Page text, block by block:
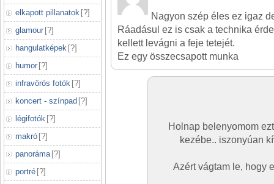
elkapott pillanatok [?]
glamour [?]
hangulatképek [?]
humor [?]
infravörös fotók [?]
koncert - színpad [?]
légifotók [?]
makró [?]
panoráma [?]
portré [?]
Nagyon szép éles ez igaz
Ráadásul ez is csak a technika
kellett levágni a feje tetejét.
Ez egy összecsapott munka
Holnap belenyomom
kezébe.. iszonyúan
Azért vágtam le, hogy